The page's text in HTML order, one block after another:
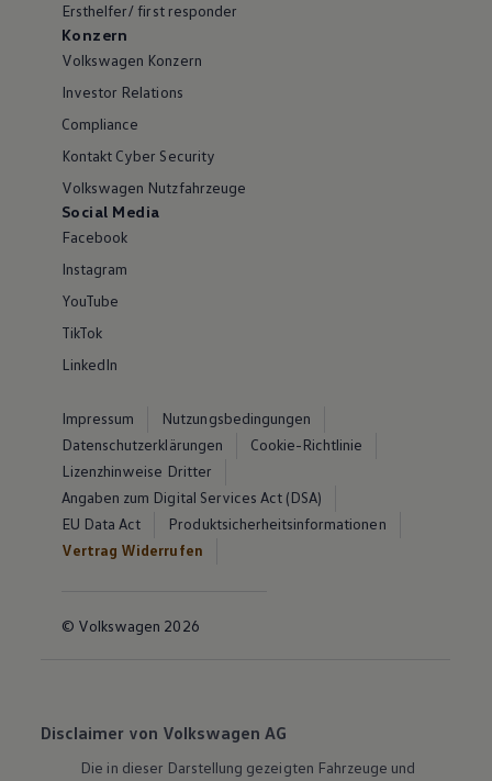
Ersthelfer/ first responder
Konzern
Volkswagen Konzern
Investor Relations
Compliance
Kontakt Cyber Security
Volkswagen Nutzfahrzeuge
Social Media
Facebook
Instagram
YouTube
TikTok
LinkedIn
Impressum
Nutzungsbedingungen
Datenschutzerklärungen
Cookie-Richtlinie
Lizenzhinweise Dritter
Angaben zum Digital Services Act (DSA)
EU Data Act
Produktsicherheitsinformationen
Vertrag Widerrufen
© Volkswagen 2026
Disclaimer von Volkswagen AG
Die in dieser Darstellung gezeigten Fahrzeuge und